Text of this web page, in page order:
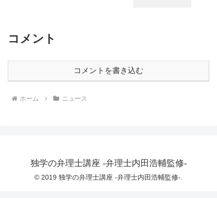
コメント
コメントを書き込む
ホーム ニュース
独学の弁理士講座 -弁理士内田浩輔監修-
© 2019 独学の弁理士講座 -弁理士内田浩輔監修-.